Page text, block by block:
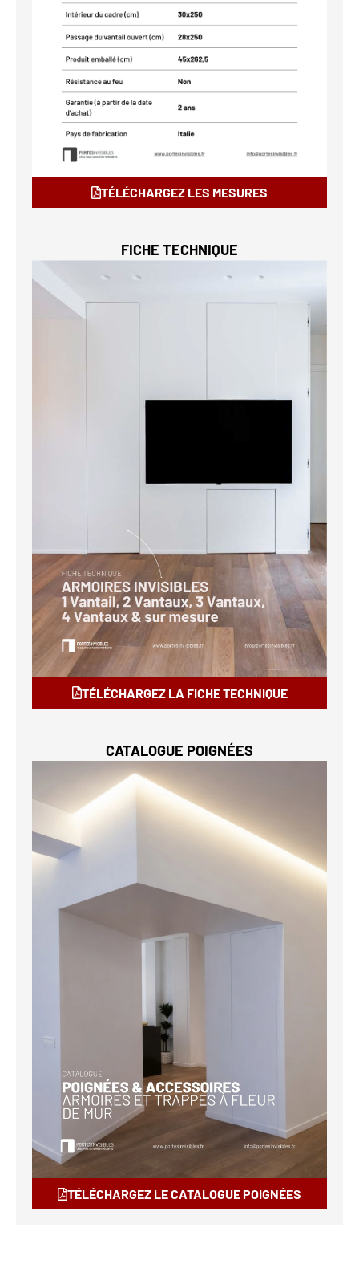
TÉLÉCHARGEZ LES MESURES
FICHE TECHNIQUE
TÉLÉCHARGEZ LA FICHE TECHNIQUE
CATALOGUE POIGNÉES
TÉLÉCHARGEZ LE CATALOGUE POIGNÉES